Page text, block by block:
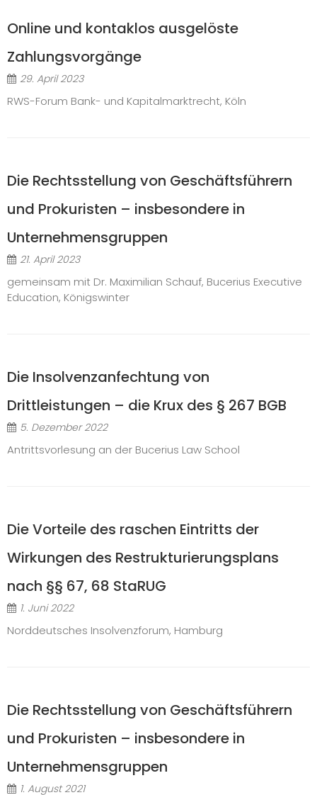
Online und kontaklos ausgelöste
Zahlungsvorgänge
29. April 2023
RWS-Forum Bank- und Kapitalmarktrecht, Köln
Die Rechtsstellung von Geschäftsführern
und Prokuristen – insbesondere in
Unternehmensgruppen
21. April 2023
gemeinsam mit Dr. Maximilian Schauf, Bucerius Executive
Education, Königswinter
Die Insolvenzanfechtung von
Drittleistungen – die Krux des § 267 BGB
5. Dezember 2022
Antrittsvorlesung an der Bucerius Law School
Die Vorteile des raschen Eintritts der
Wirkungen des Restrukturierungsplans
nach §§ 67, 68 StaRUG
1. Juni 2022
Norddeutsches Insolvenzforum, Hamburg
Die Rechtsstellung von Geschäftsführern
und Prokuristen – insbesondere in
Unternehmensgruppen
1. August 2021